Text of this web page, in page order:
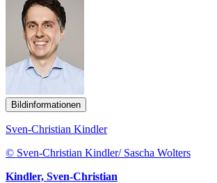
Bildinformationen
Sven-Christian Kindler
© Sven-Christian Kindler/ Sascha Wolters
Kindler, Sven-Christian